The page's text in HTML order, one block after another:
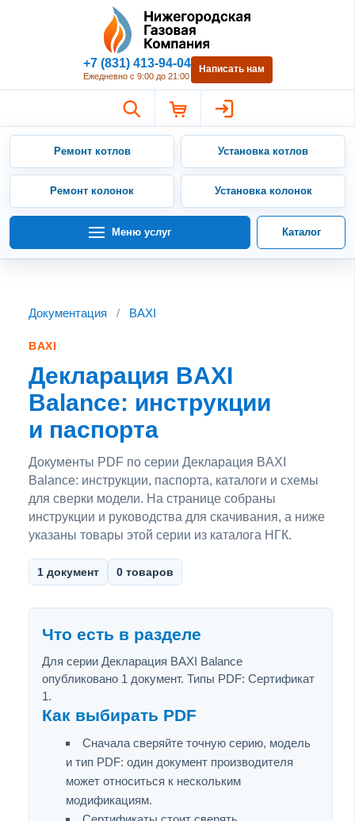
Нижегородская Газовая
+7 (831) 413-94-04
Ежедневно с 9:00 до 21:00
Написать нам
Ремонт котлов Установка котлов
Ремонт колонок Установка колонок
Меню услуг Каталог
Документация / BAXI
BAXI
Декларация BAXI
Balance: инструкции
и паспорта
Документы PDF по серии Декларация BAXI
Balance: инструкции, паспорта, каталоги и схемы
для сверки модели. На странице собраны
инструкции и руководства для скачивания, а ниже
указаны товары этой серии из каталога НГК.
1 документ 0 товаров
Что есть в разделе
Для серии Декларация BAXI Balance
опубликовано 1 документ. Типы PDF: Сертификат
1.
Как выбирать PDF
Сначала сверяйте точную серию, модель
и тип PDF: один документ производителя
может относиться к нескольким
модификациям.